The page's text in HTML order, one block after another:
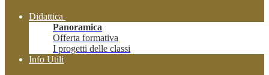
Didattica
Panoramica
Offerta formativa
I progetti delle classi
Info Utili